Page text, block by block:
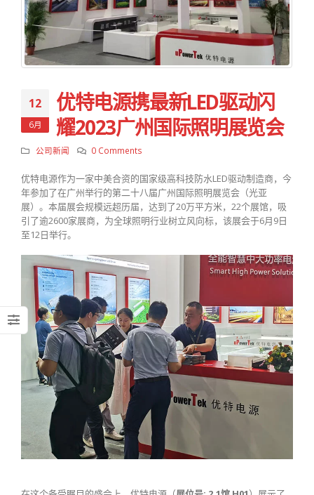
12
6月
优特电源携最新LED驱动闪
耀2023广州国际照明展览会
公司新闻 0 Comments
优特电源作为一家中美合资的国家级高科技防水LED驱动制造商，今
年参加了在广州举行的第二十八届广州国际照明展览会（光亚
展）。本届展会规模远超历届，达到了20万平方米，22个展馆，吸
引了逾2600家展商，为全球照明行业树立风向标，该展会于6月9日
至12日举行。